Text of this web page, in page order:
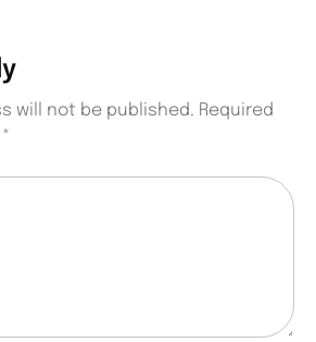
will not be published. Required
*